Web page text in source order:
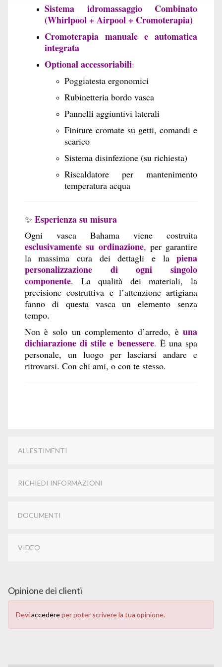
Sistema idromassaggio Combinato
(Whirlpool + Airpool + Cromoterapia)
Cromoterapia manuale e automatica
integrata
Optional accessoriabili:
Poggiatesta ergonomici
Rubinetteria bordo vasca
Pannelli aggiuntivi laterali
Finiture cromate su getti, comandi e
scarico
Sistema disinfezione (su richiesta)
Riscaldatore per mantenimento
temperatura acqua
✨ Esperienza su misura
Ogni vasca Bahama viene costruita
esclusivamente su ordinazione, per garantire
la massima cura dei dettagli e lapiena
personalizzazione di ogni singolo
componente. La qualità dei materiali, la
precisione costruttiva e l’attenzione artigiana
fanno di questa vasca un elemento senza
tempo.
Non è solo un complemento d’arredo, èuna
dichiarazione di stile e benessere. È una spa
personale, un luogo per lasciarsi andare e
ritrovarsi. Con chi ami, o con te stesso.
ALLESTIMENTI
RICHIEDI INFORMAZIONI
DOCUMENTI
VIDEO
Opinione dei clienti
Deviaccedereper poter scrivere la tua opinione.